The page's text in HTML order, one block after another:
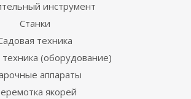
инструмент
Станки
техника
техника (оборудование)
аппараты
якорей